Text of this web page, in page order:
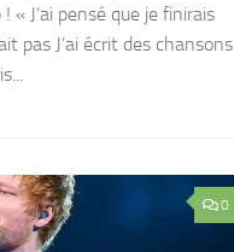
« J’ai pensé que je finirais
pas J’ai écrit des chansons
0